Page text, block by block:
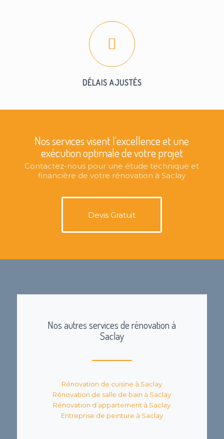
DÉLAIS AJUSTÉS
Nos services visent l’excellence et une
exécution optimale de votre projet
Contactez-nous pour une étude technique et
financière de votre rénovation à Saclay
Devis Gratuit
Nos autres services de rénovation à
Saclay
Rénovation de cuisine à Saclay
Rénovation de salle de bain à Saclay
Rénovation d’appartement à Saclay
Entreprise de peinture à Saclay